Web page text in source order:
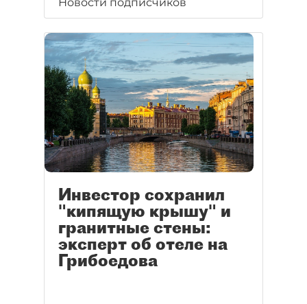
Инвестор сохранил
"кипящую крышу" и
гранитные стены:
эксперт об отеле на
Грибоедова